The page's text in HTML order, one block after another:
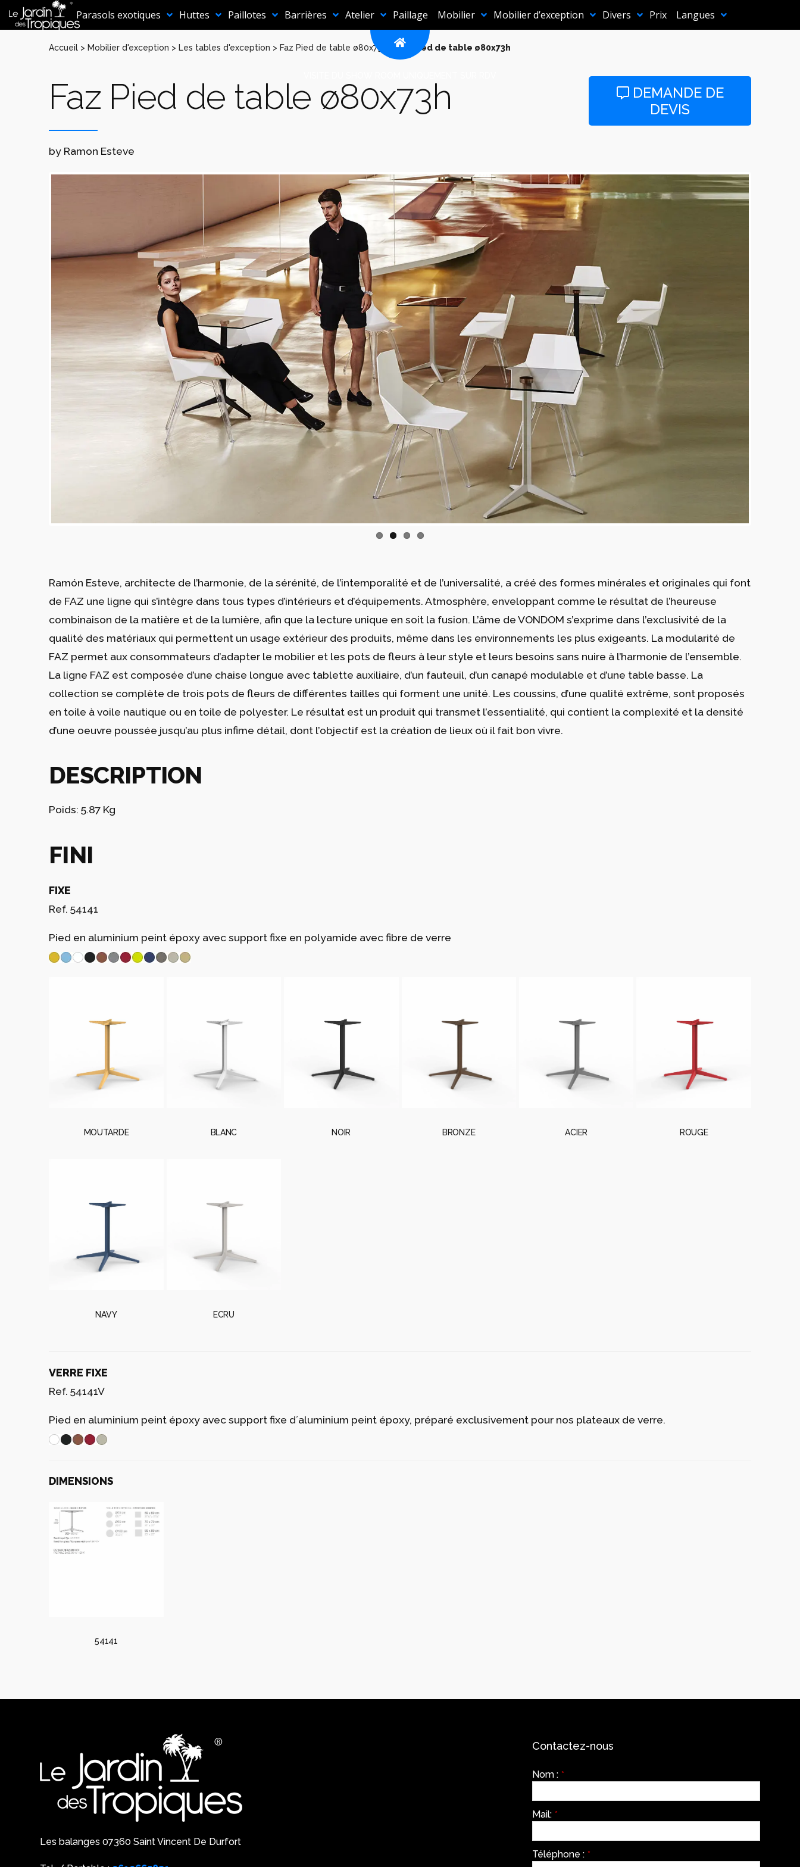
Aller
au
contenu
Parasols exotiques Huttes Paillotes Barrières Atelier Paillage Mobilier Mobilier d’exception Divers Prix Langues
Accueil > Mobilier d'exception > Les tables d'exception > Faz Pied de table ø80x73h >Faz Pied de table ø80x73h
Faz Pied de table ø80x73h
DEMANDE DE
DEVIS
by Ramon Esteve
Ramón Esteve, architecte de l’harmonie, de la sérénité, de l’intemporalité et de l’universalité, a créé des formes minérales et originales qui font
de FAZ une ligne qui s’intègre dans tous types d’intérieurs et d’équipements. Atmosphère, enveloppant comme le résultat de l’heureuse
combinaison de la matière et de la lumière, afin que la lecture unique en soit la fusion. L’âme de VONDOM s’exprime dans l’exclusivité de la
qualité des matériaux qui permettent un usage extérieur des produits, même dans les environnements les plus exigeants. La modularité de
FAZ permet aux consommateurs d’adapter le mobilier et les pots de fleurs à leur style et leurs besoins sans nuire à l’harmonie de l’ensemble.
La ligne FAZ est composée d’une chaise longue avec tablette auxiliaire, d’un fauteuil, d’un canapé modulable et d’une table basse. La
collection se complète de trois pots de fleurs de différentes tailles qui forment une unité. Les coussins, d’une qualité extrême, sont proposés
en toile à voile nautique ou en toile de polyester. Le résultat est un produit qui transmet l’essentialité, qui contient la complexité et la densité
d’une oeuvre poussée jusqu’au plus infime détail, dont l’objectif est la création de lieux où il fait bon vivre.
DESCRIPTION
Poids: 5.87 Kg
FINI
FIXE
Ref. 54141
Pied en aluminium peint époxy avec support fixe en polyamide avec fibre de verre
MOUTARDE BLANC NOIR BRONZE ACIER ROUGE
NAVY ECRU
VERRE FIXE
Ref. 54141V
Pied en aluminium peint époxy avec support fixe d´aluminium peint époxy, préparé exclusivement pour nos plateaux de verre.
DIMENSIONS
54141
Les balanges 07360 Saint Vincent De Durfort
Contactez-nous
Nom : *
Mail: *
Téléphone : *